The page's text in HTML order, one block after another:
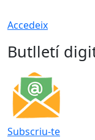
Accedeix
Butlletí
Subscriu-te